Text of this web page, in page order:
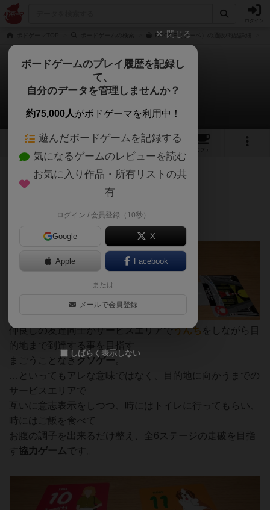
BOOPE（ブーペ）の通販/商品詳細
ブーペ
garouandyさんのレビュー
4 2
カフェ
276名 1名 0 約3年前
うんちがしたいです…
仲良しの友達同士がサービスエリアでうんち をしながら目
的地まで到達する事を目指す
まごうことなき クソゲー 。
…といってもアレな意味ではなく、目的地に向かうまでの
サービスエリアで
互いに意志表示をしつつ、時にはトイレに行ってもらい、
時にはご飯を食べて
お腹の調子を出来るだけ整え、全6ステージの走破を目指
す 協力ゲームです。
閉じる
ボードゲームのプレイ履歴を記録し
て、
自分のデータを管理しませんか？
約75,000人がボドゲーマを利用中！
遊んだボードゲームを記録する
気になるゲームのレビューを読む
お気に入り作品・所有リストの共
有
ログイン / 会員登録（10秒）
Google X
Apple Facebook
または
メールで会員登録
しばらく表示しない